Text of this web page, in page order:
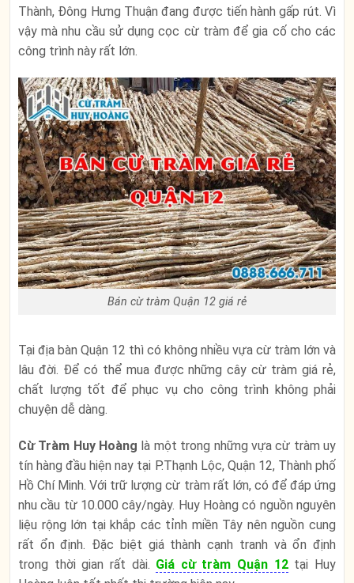
Thành, Đông Hưng Thuận đang được tiến hành gấp rút. Vì
vậy mà nhu cầu sử dụng cọc cừ tràm để gia cố cho các
công trình này rất lớn.
Bán cừ tràm Quận 12 giá rẻ
Tại địa bàn Quận 12 thì có không nhiều vựa cừ tràm lớn và
lâu đời. Để có thể mua được những cây cừ tràm giá rẻ,
chất lượng tốt để phục vụ cho công trình không phải
chuyện dễ dàng.
Cừ Tràm Huy Hoàng là một trong những vựa cừ tràm uy
tín hàng đầu hiện nay tại P.Thạnh Lộc, Quận 12, Thành phố
Hồ Chí Minh. Với trữ lượng cừ tràm rất lớn, có để đáp ứng
nhu cầu từ 10.000 cây/ngày. Huy Hoàng có nguồn nguyên
liệu rộng lớn tại khắp các tỉnh miền Tây nên nguồn cung
rất ổn định. Đặc biệt giá thành cạnh tranh và ổn định
trong thời gian rất dài. Giá cừ tràm Quận 12tại Huy